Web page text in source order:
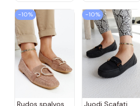
−10%
Rudos spalvos
−10%
Juodi Scafati